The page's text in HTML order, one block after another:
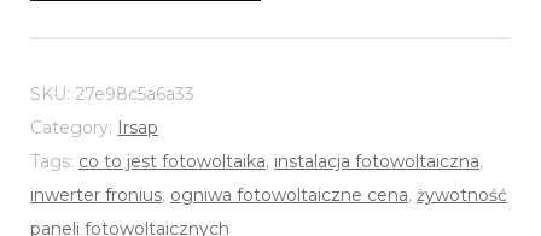
SKU: 27e98c5a6a33
Category: Irsap
Tags: co to jest fotowoltaika, instalacja fotowoltaiczna,
inwerter fronius, ogniwa fotowoltaiczne cena, żywotność
paneli fotowoltaicznych